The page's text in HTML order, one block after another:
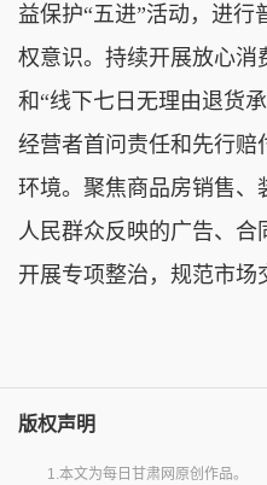
益保护“五进”活动，进
权意识。持续开展放心消
和“线下七日无理由退货
经营者首问责任和先行赔
环境。聚焦商品房销售、
人民群众反映的广告、合
开展专项整治，规范市场
版权声明
1.本文为每日甘肃网原创作品。